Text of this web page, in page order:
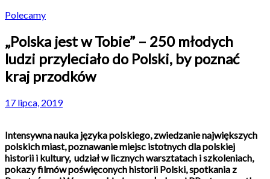
Polecamy
„Polska jest w Tobie” – 250 młodych
ludzi przyleciało do Polski, by poznać
kraj przodków
17 lipca, 2019
Intensywna nauka języka polskiego, zwiedzanie największych
polskich miast, poznawanie miejsc istotnych dla polskiej
historii i kultury, udział w licznych warsztatach i szkoleniach,
pokazy filmów poświęconych historii Polski, spotkania z